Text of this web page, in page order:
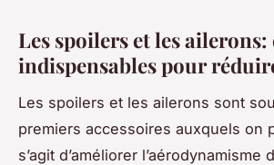
Les spoilers et les ailerons:
indispensables pour
Les spoilers et les ailerons sont
premiers accessoires auxquels on
s’agit d’améliorer l’aérodynamisme